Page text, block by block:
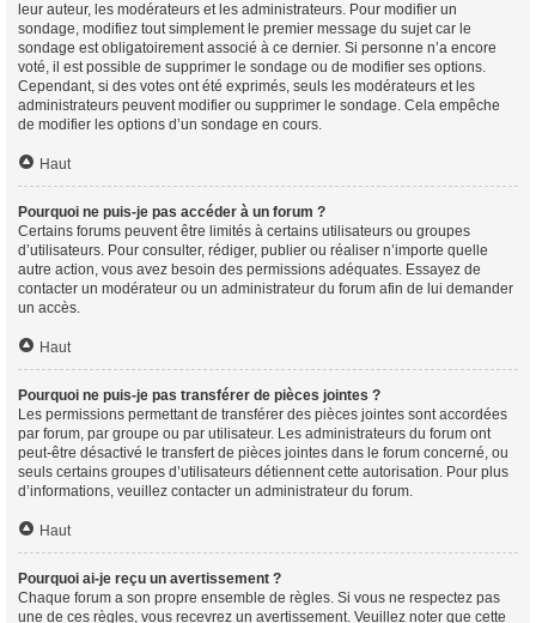
leur auteur, les modérateurs et les administrateurs. Pour modifier un
sondage, modifiez tout simplement le premier message du sujet car le
sondage est obligatoirement associé à ce dernier. Si personne n’a encore
voté, il est possible de supprimer le sondage ou de modifier ses options.
Cependant, si des votes ont été exprimés, seuls les modérateurs et les
administrateurs peuvent modifier ou supprimer le sondage. Cela empêche
de modifier les options d’un sondage en cours.
Haut
Pourquoi ne puis-je pas accéder à un forum ?
Certains forums peuvent être limités à certains utilisateurs ou groupes
d’utilisateurs. Pour consulter, rédiger, publier ou réaliser n’importe quelle
autre action, vous avez besoin des permissions adéquates. Essayez de
contacter un modérateur ou un administrateur du forum afin de lui demander
un accès.
Haut
Pourquoi ne puis-je pas transférer de pièces jointes ?
Les permissions permettant de transférer des pièces jointes sont accordées
par forum, par groupe ou par utilisateur. Les administrateurs du forum ont
peut-être désactivé le transfert de pièces jointes dans le forum concerné, ou
seuls certains groupes d’utilisateurs détiennent cette autorisation. Pour plus
d’informations, veuillez contacter un administrateur du forum.
Haut
Pourquoi ai-je reçu un avertissement ?
Chaque forum a son propre ensemble de règles. Si vous ne respectez pas
une de ces règles, vous recevrez un avertissement. Veuillez noter que cette